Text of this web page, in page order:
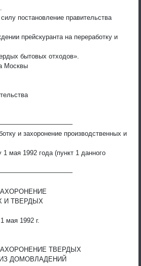
постановление правительства
прейскуранта на переработку и
бытовых отходов».
Москвы
и захоронение производственных и
мая 1992 года (пункт 1 данного
И ТВЕРДЫХ
мая 1992 г.
ТВЕРДЫХ
ДОМОВЛАДЕНИЙ